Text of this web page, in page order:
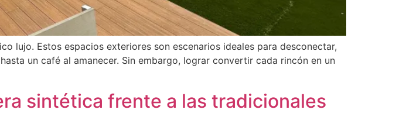
lujo. Estos espacios exteriores son escenarios ideales para desconectar,
un café al amanecer. Sin embargo, lograr convertir cada rincón en un
sintética frente a las tradicionales